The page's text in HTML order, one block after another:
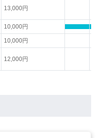
13,000円
10,000円
10,000円
12,000円